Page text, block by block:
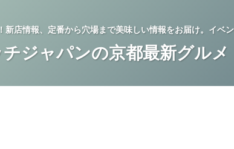
店情報、定番から穴場まで美味しい情報をお届け。イベ
ジャパンの京都最新グルメ